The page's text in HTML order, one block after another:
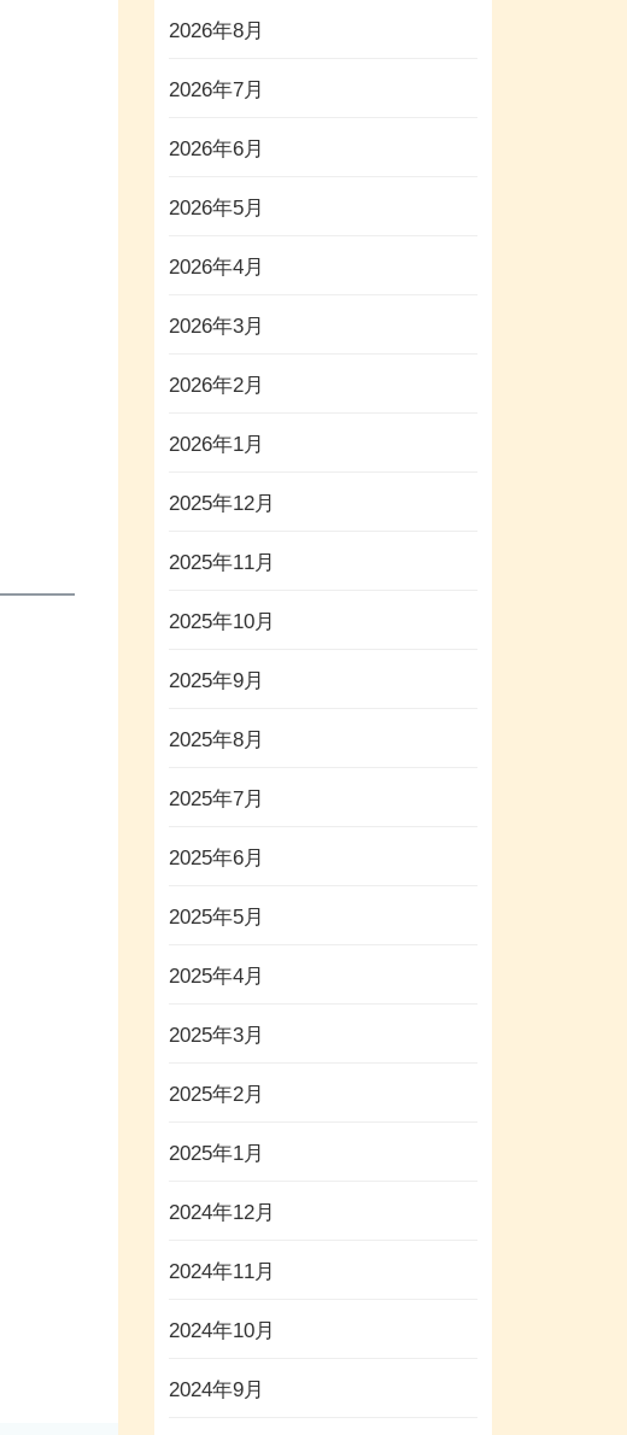
2026年8月
2026年7月
2026年6月
2026年5月
2026年4月
2026年3月
2026年2月
2026年1月
2025年12月
2025年11月
2025年10月
2025年9月
2025年8月
2025年7月
2025年6月
2025年5月
2025年4月
2025年3月
2025年2月
2025年1月
2024年12月
2024年11月
2024年10月
2024年9月